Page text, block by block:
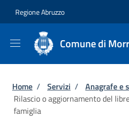
Regione Abruzzo
Comune di
Briciole di pane
Home / Servizi / Anagrafe e
Rilascio o aggiornamento del
famiglia